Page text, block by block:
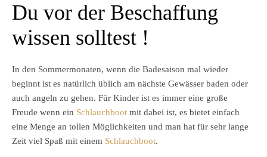
Du vor der Beschaffung
wissen solltest !
In den Sommermonaten, wenn die Badesaison mal wieder
beginnt ist es natürlich üblich am nächste Gewässer baden oder
auch angeln zu gehen. Für Kinder ist es immer eine große
Freude wenn ein Schlauchboot mit dabei ist, es bietet einfach
eine Menge an tollen Möglichkeiten und man hat für sehr lange
Zeit viel Spaß mit einem Schlauchboot.